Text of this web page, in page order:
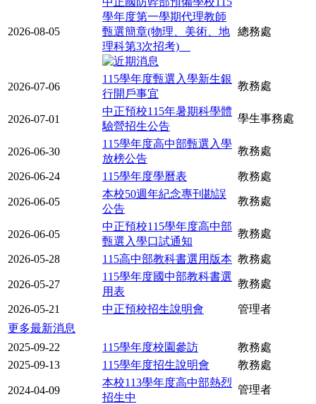
2026-08-05
學年度第一學期代理教師
甄選簡章(物理、美術、地
理科第3次招考)
總務處
2026-07-06
115學年度甄選入學新生銀
行開戶事宜
教務處
2026-07-01
中正預校115年暑期科學體
驗營招生公告
學生事務處
2026-06-30
115學年度高中部甄選入學
放榜公告
教務處
2026-06-24 115學年度學曆表 教務處
2026-06-05
本校50週年紀念專刊勘誤
公告
教務處
2026-06-05
中正預校115學年度高中部
甄選入學口試通知
教務處
2026-05-28 115高中部教科書選用版本 教務處
2026-05-27
115學年度國中部教科書選
用表
教務處
2026-05-21 中正預校招生說明會
管理者
更多最新消息
2025-09-22
115學年度校園參訪
教務處
2025-09-13
115學年度招生說明會 教務處
2024-04-09
本校113學年度高中部熱烈
招生中
管理者